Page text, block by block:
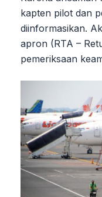
kapten pilot dan
diinformasikan.
apron (RTA –
pemeriksaan